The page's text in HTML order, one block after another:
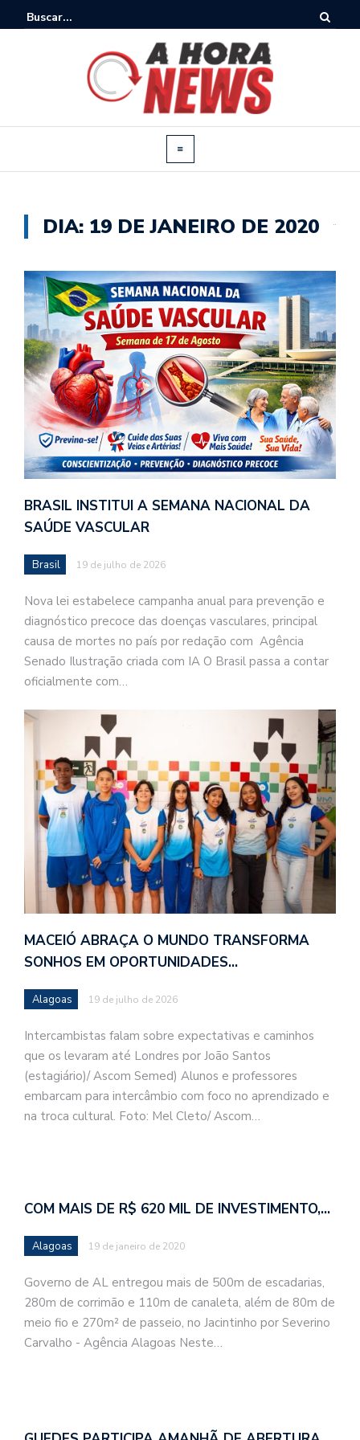
DIA: 19 DE JANEIRO DE 2020
BRASIL INSTITUI A SEMANA NACIONAL DA
SAÚDE VASCULAR
Brasil 19 de julho de 2026
Nova lei estabelece campanha anual para prevenção e
diagnóstico precoce das doenças vasculares, principal
causa de mortes no país por redação com Agência
Senado Ilustração criada com IA O Brasil passa a contar
oficialmente com…
MACEIÓ ABRAÇA O MUNDO TRANSFORMA
SONHOS EM OPORTUNIDADES…
Alagoas 19 de julho de 2026
Intercambistas falam sobre expectativas e caminhos
que os levaram até Londres por João Santos
(estagiário)/ Ascom Semed) Alunos e professores
embarcam para intercâmbio com foco no aprendizado e
na troca cultural. Foto: Mel Cleto/ Ascom…
COM MAIS DE R$ 620 MIL DE INVESTIMENTO,…
Alagoas 19 de janeiro de 2020
Governo de AL entregou mais de 500m de escadarias,
280m de corrimão e 110m de canaleta, além de 80m de
meio fio e 270m² de passeio, no Jacintinho por Severino
Carvalho - Agência Alagoas Neste…